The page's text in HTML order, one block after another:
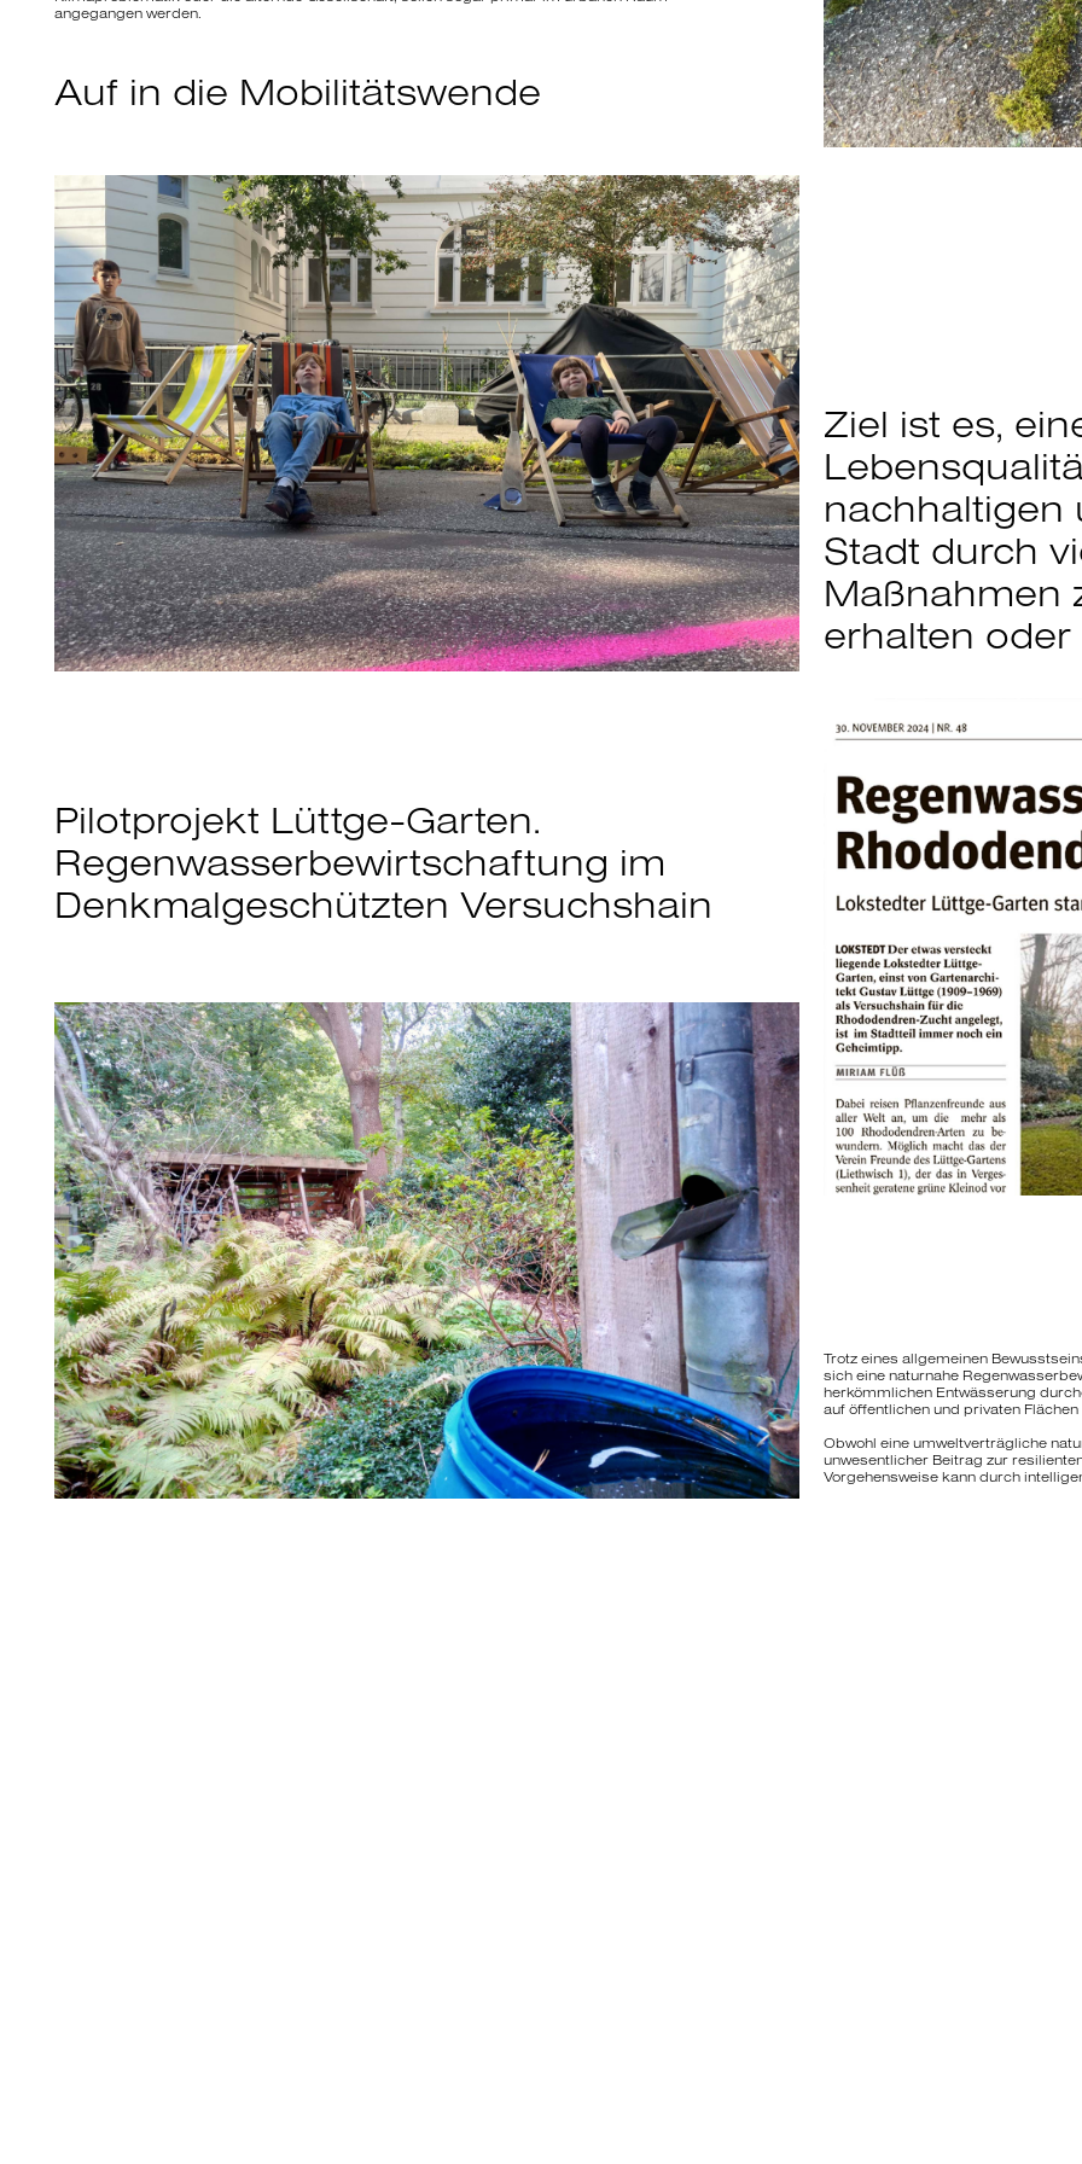
angegangen werden.
Auf in die Mobilitätswende
Ziel ist es,
nachhaltigen
Stadt durch
Maßnahmen
erhalten
Pilotprojekt Lüttge-Garten.
Regenwasserbewirtschaftung im
Denkmalgeschützten Versuchshain
Trotz eines allgemeinen
sich eine naturnahe
herkömmlichen Entwässerung
auf öffentlichen und privaten
Obwohl eine umweltverträgliche
unwesentlicher Beitrag zur
Vorgehensweise kann durch